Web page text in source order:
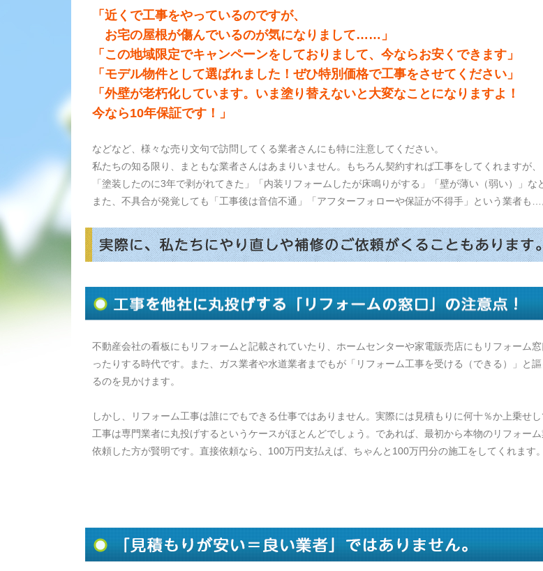
「近くで工事をやっているのですが、
お宅の屋根が傷んでいるのが気になりまして……」
「この地域限定でキャンペーンをしておりまして、今ならお安くできます」
「モデル物件として選ばれました！ぜひ特別価格で工事をさせてください」
「外壁が老朽化しています。いま塗り替えないと大変なことになりますよ！
今なら10年保証です！」
などなど、様々な売り文句で訪問してくる業者さんにも特に注意してください。
私たちの知る限り、まともな業者さんはあまりいません。もちろん契約すれば工事をしてくれますが、
「塗装したのに3年で剥がれてきた」「内装リフォームしたが床鳴りがする」「壁が薄い（弱い）」
また、不具合が発覚しても「工事後は音信不通」「アフターフォローや保証が不得手」という業者も
不動産会社の看板にもリフォームと記載されていたり、ホームセンターや家電販売店にもリフォーム
ったりする時代です。また、ガス業者や水道業者までもが「リフォーム工事を受ける（できる）」と
るのを見かけます。
しかし、リフォーム工事は誰にでもできる仕事ではありません。実際には見積もりに何十％か上乗せし
工事は専門業者に丸投げするというケースがほとんどでしょう。であれば、最初から本物のリフォーム
依頼した方が賢明です。直接依頼なら、100万円支払えば、ちゃんと100万円分の施工をしてくれます。